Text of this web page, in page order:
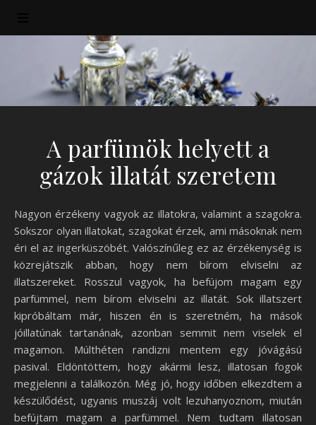
A parfümök helyett a
gázok illatát szeretem
Nagyon érzékeny vagyok az illatokra, valamint a szagokra.
Sokszor olyan illatokat, szagokat érzek, ami másoknak nem
éri el az ingerküszöbét. Valószínűleg ez az érzékenység is
közrejátszik abban, hogy nem bírom elviselni az
illatszereket. Rosszul vagyok, ha befújom magam egy
parfümmel, nem bírom elviselni az illatát. Sok illatszert
kipróbáltam már, hiszen én is szeretném, ha mások
jóillatúnak tartanának, azonban semmit nem viselek el
magamon. Múlthéten randizni mentem egy jóvágású
pasival. Eldöntöttem, hogy akármi lesz, illatosan fogok
megjelenni a találkozón. Még jó, hogy időben elkezdtem a
készülődést, ugyanis muszáj volt lezuhanyoznom, miután
befújtam magam a parfümmel. Nem tudtam illatosan